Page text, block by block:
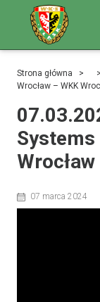
Strona główna > >
Wrocław – WKK
Systems
Wrocław
07 marca 2024